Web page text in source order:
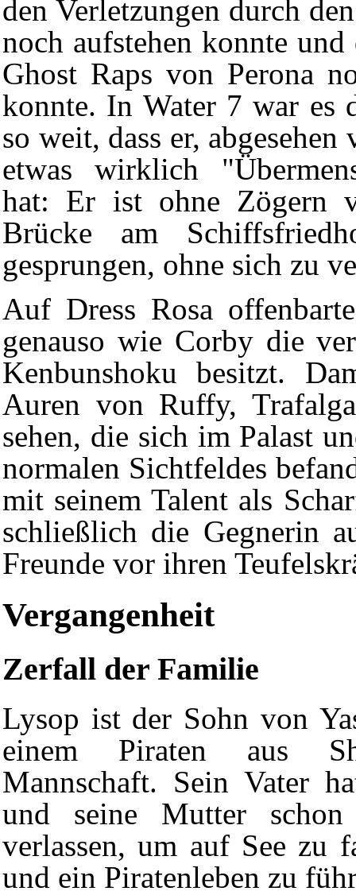
den Verletzungen durch
noch aufstehen konnte
Ghost Raps von Perona
konnte. In Water 7 war es
so weit, dass er,
etwas wirklich
hat: Er ist ohne Zögern
Brücke am
gesprungen, ohne sich zu
Auf Dress Rosa
genauso wie Corby die
Kenbunshoku besitzt.
Auren von Ruffy,
sehen, die sich im Palast
normalen Sichtfeldes
mit seinem Talent als
schließlich die Gegnerin
Freunde vor ihren
Vergangenheit
Zerfall der Familie
Lysop ist der Sohn von
einem Piraten aus
Mannschaft. Sein Vater
und seine Mutterschon
verlassen, um auf See zu
und ein Piratenleben zu